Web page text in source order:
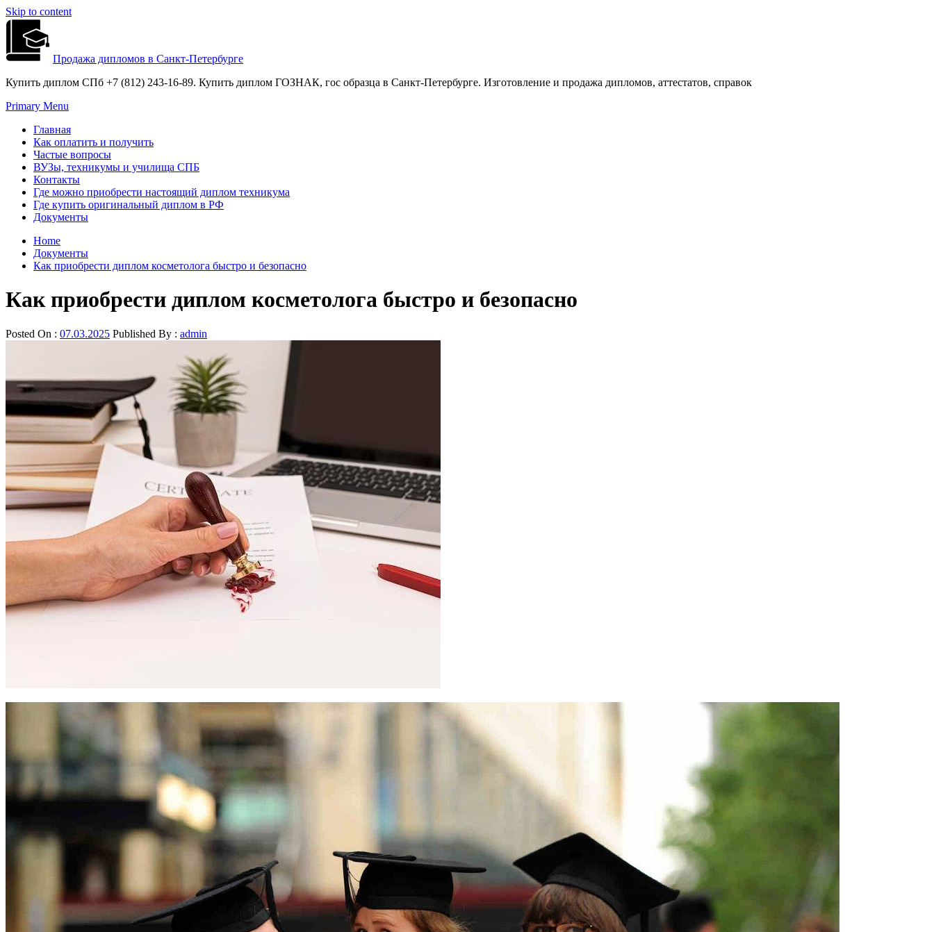
Skip to content
Продажа дипломов в Санкт-Петербурге
Купить диплом СПб +7 (812) 243-16-89. Купить диплом ГОЗНАК, гос образца в Санкт-Петербурге. Изготовление и продажа дипломов, аттестатов, справок
Primary Menu
Главная
Как оплатить и получить
Частые вопросы
ВУЗы, техникумы и училища СПБ
Контакты
Где можно приобрести настоящий диплом техникума
Где купить оригинальный диплом в РФ
Документы
Home
Документы
Как приобрести диплом косметолога быстро и безопасно
Как приобрести диплом косметолога быстро и безопасно
Posted On : 07.03.2025 Published By : admin